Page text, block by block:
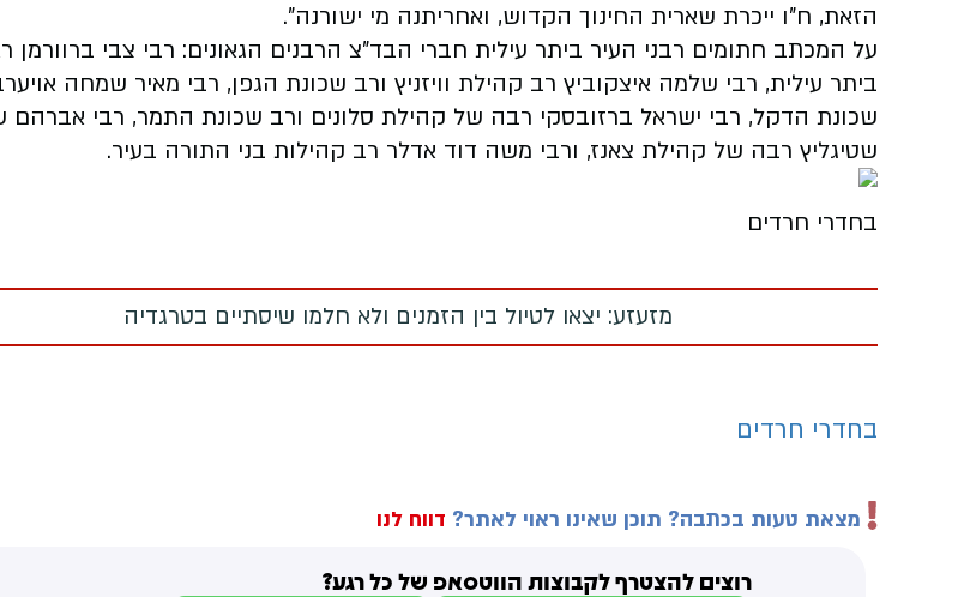
הזאת, ח"ו ייכרת שארית החינוך הקדוש, ואחריתנה מי ישורנה".
על המכתב חתומים רבני העיר ביתר עילית חברי הבד"צ הרבנים הגאונים: רבי צבי ברוורמן
ביתר עילית, רבי שלמה איצקוביץ רב קהילת וויזניץ ורב שכונת הגפן, רבי מאיר שמחה
שכונת הדקל, רבי ישראל ברזובסקי רבה של קהילת סלונים ורב שכונת התמר, רבי אברהם
שטיגליץ רבה של קהילת צאנז, ורבי משה דוד אדלר רב קהילות בני התורה בעיר.
בחדרי חרדים
מזעזע: יצאו לטיול בין הזמנים ולא חלמו שיסתיים בטרגדיה
בחדרי חרדים
מצאת טעות בכתבה? תוכן שאינו ראוי לאתר? דווח לנו
רוצים להצטרף לקבוצות הווטסאפ של כל רגע?